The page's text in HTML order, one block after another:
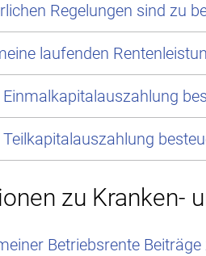
Regelungen sind zu
laufenden
zu Kranken-
Betriebsrente